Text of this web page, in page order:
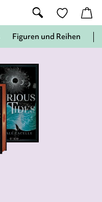
Figuren und Reihen